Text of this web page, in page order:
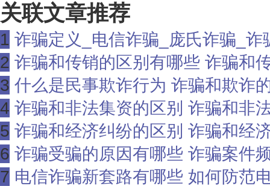
关联文章推荐
1 诈骗定义_电信诈骗_庞氏诈骗_
2 诈骗和传销的区别有哪些 诈骗和
3 什么是民事欺诈行为 诈骗和欺诈
4 诈骗和非法集资的区别 诈骗和非
5 诈骗和经济纠纷的区别 诈骗和经
6 诈骗受骗的原因有哪些 诈骗案件
7 电信诈骗新套路有哪些 如何防范